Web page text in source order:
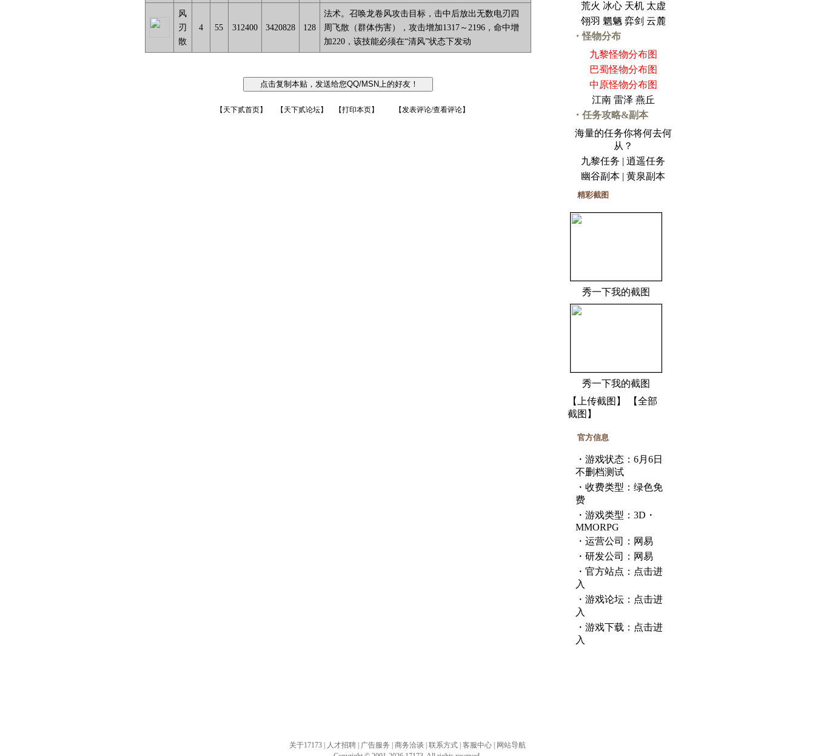
风
刃
散
4 55 312400 3420828 128
法术。召唤龙卷风攻击目标，击中后放出无数电刃四
周飞散（群体伤害），攻击增加1317～2196，命中增
加220，该技能必须在“清风”状态下发动
【 天下贰首页】 【 天下贰论坛】 【打印本页】 【发表评论/查看评论】
荒火 冰心 天机 太虚
翎羽 魍魉 弈剑 云麓
・怪物分布
九黎怪物分布图
巴蜀怪物分布图
中原怪物分布图
江南 雷泽 燕丘
・任务攻略&副本
海量的任务你将何去何
从？
九黎任务 | 逍遥任务
幽谷副本 | 黄泉副本
精彩截图
秀一下我的截图
秀一下我的截图
【
上传截图 】 【全部
截图 】
官方信息
・游戏状态：6月6日
不删档测试
・收费类型：绿色免
费
・游戏类型：3D・
MMORPG
・运营公司：网易
・研发公司：网易
・官方站点： 点击进
入
・游戏论坛： 点击进
入
・游戏下载： 点击进
入
关于17173 人才招聘 广告服务 商务洽谈 联系方式 客服中心
网站导航